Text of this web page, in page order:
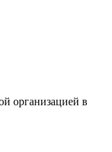
организацией в